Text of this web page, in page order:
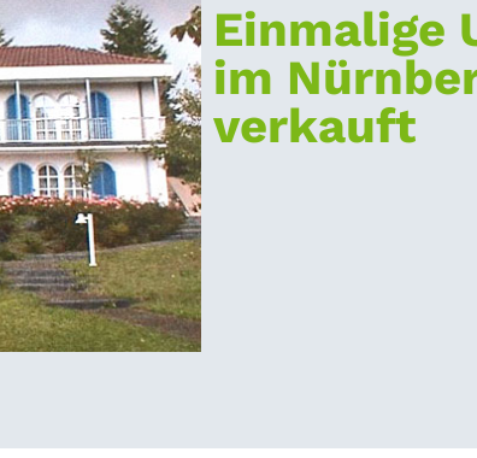
Einmalige
im
verkauft